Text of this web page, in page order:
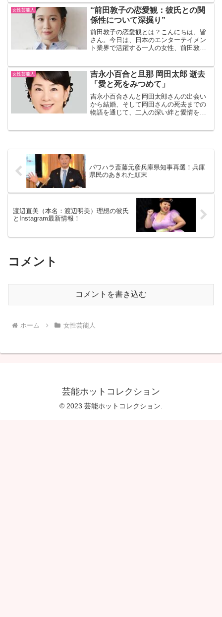
トップ俳優として活躍しており、一方の
吹石さんは若...
女性芸能人
“前田敦子の恋愛観：彼氏との関
係性について深掘り”
前田敦子の恋愛観とは？こんにちは、皆
さん。今日は、日本のエンターテイメン
ト業界で活躍する一人の女性、前田敦子
人々に影響を与えています。それでは、
一緒に見ていきましょう。前...
女性芸能人
吉永小百合と旦那 岡田太郎 逝去
「愛と死をみつめて」
吉永小百合さんと岡田太郎さんの出会い
から結婚、そして岡田さんの死去までの
物語を通じて、二人の深い絆と愛情を振
パワハラ斎藤元彦兵庫県知事再選！兵庫
県民のあきれた顛末
渡辺直美（本名：渡辺明美）理想の彼氏
とInstagram最新情報！
コメント
コメントを書き込む
ホーム 女性芸能人
芸能ホットコレクション
© 2023 芸能ホットコレクション.